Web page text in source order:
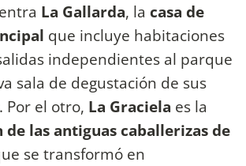
La Gallarda, la casa de
que incluye habitaciones
independientes al parque
sala de degustación de sus
Por el otro, La Graciela es la
las antiguas caballerizas de
se transformó en